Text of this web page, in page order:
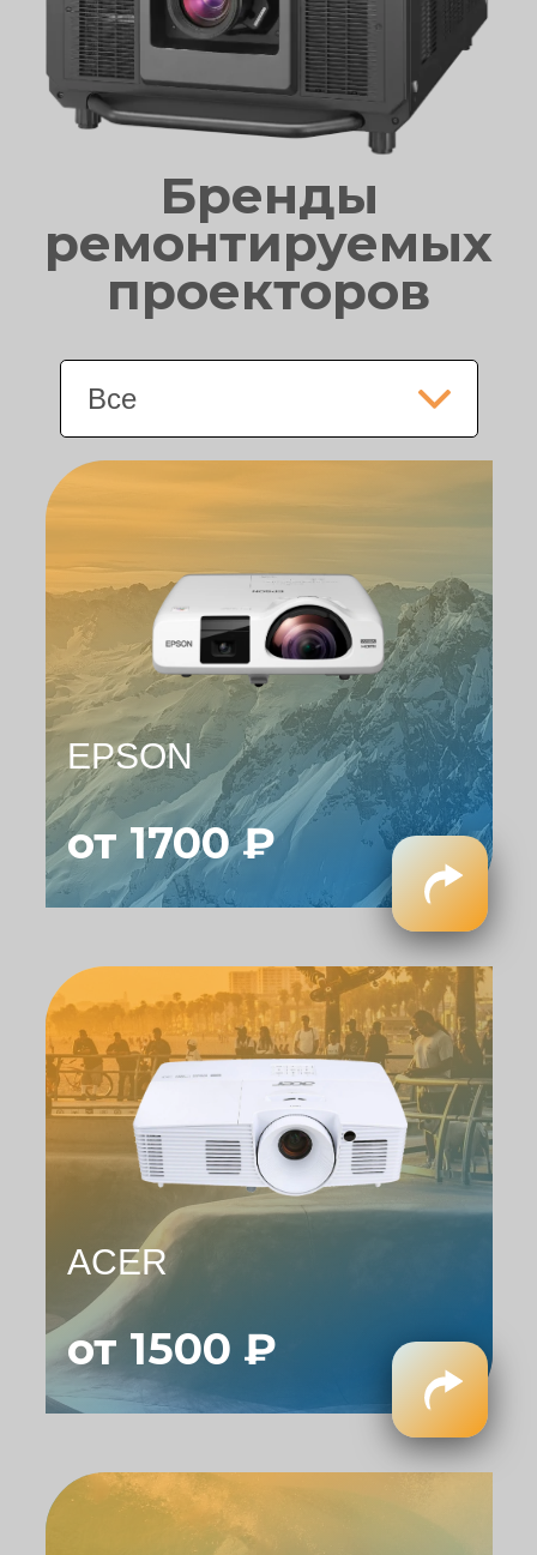
Бренды
ремонтируемых
проекторов
Все
EPSON
от 1700 ₽
ACER
от 1500 ₽